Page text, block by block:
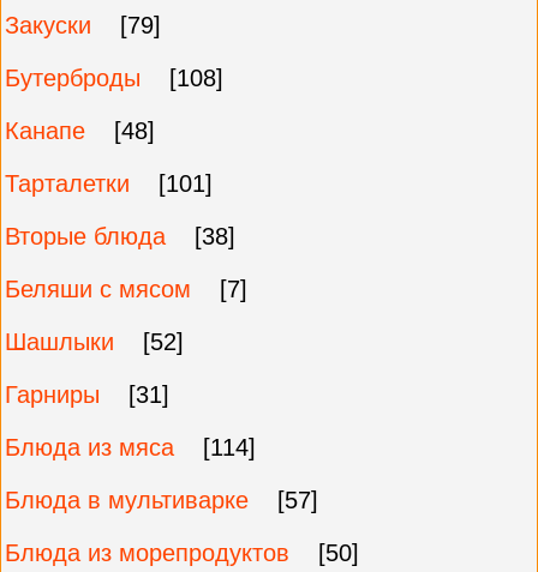
Закуски
[79]
Бутерброды
[108]
Канапе
[48]
Тарталетки
[101]
Вторые блюда
[38]
Беляши с мясом
[7]
Шашлыки
[52]
Гарниры
[31]
Блюда из мяса
[114]
Блюда в мультиварке
[57]
Блюда из морепродуктов
[50]